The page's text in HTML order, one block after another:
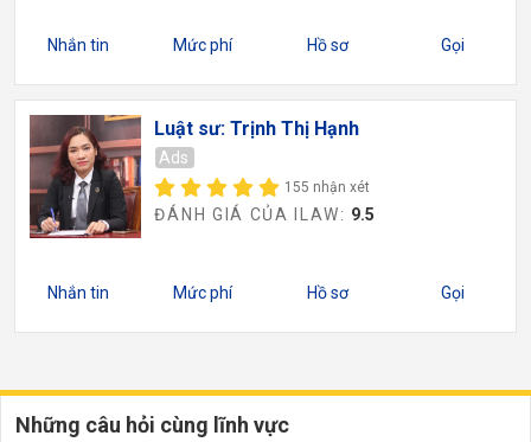
Nhắn tin Mức phí Hồ sơ Gọi
Luật sư: Trịnh Thị Hạnh
Ads
155 nhận xét
ĐÁNH GIÁ CỦA ILAW: 9.5
Nhắn tin Mức phí Hồ sơ Gọi
Những câu hỏi cùng lĩnh vực